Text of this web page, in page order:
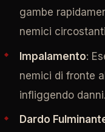
gambe
nemici
Impalamento:
nemici di fronte
infliggendo danni.
Dardo